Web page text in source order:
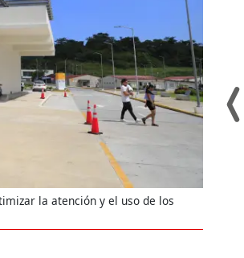
la atención y el uso de los
Un fuerte terremoto de magnitud
7,1 se registró este martes 28 de
julio en la prefectura de Kumamoto,
al sur de Japón, provocando una
de gran...